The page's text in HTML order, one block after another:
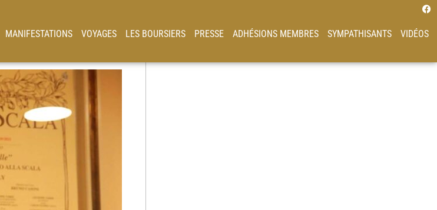
MANIFESTATIONS VOYAGES LES BOURSIERS PRESSE ADHÉSIONS MEMBRES SYMPATHISANTS VIDÉOS